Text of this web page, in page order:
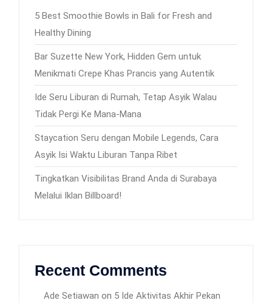
5 Best Smoothie Bowls in Bali for Fresh and
Healthy Dining
Bar Suzette New York, Hidden Gem untuk
Menikmati Crepe Khas Prancis yang Autentik
Ide Seru Liburan di Rumah, Tetap Asyik Walau
Tidak Pergi Ke Mana-Mana
Staycation Seru dengan Mobile Legends, Cara
Asyik Isi Waktu Liburan Tanpa Ribet
Tingkatkan Visibilitas Brand Anda di Surabaya
Melalui Iklan Billboard!
Recent Comments
Ade Setiawan on 5 Ide Aktivitas Akhir Pekan